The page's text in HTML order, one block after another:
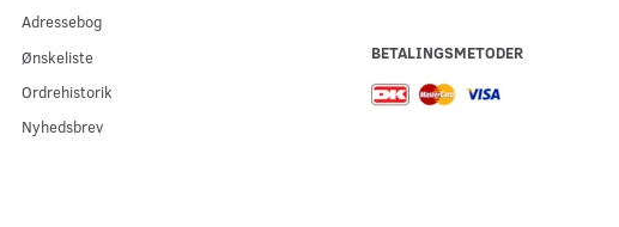
Adressebog
Ønskeliste
Ordrehistorik
Nyhedsbrev
BETALINGSMETODER